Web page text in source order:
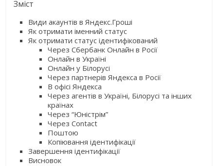
Зміст
Види акаунтів в Яндекс.Гроші
Як отримати іменний статус
Як отримати статус ідентифікований
Через Сбербанк Онлайн в Росії
Онлайн в Україні
Онлайн у Білорусі
Через партнерів Яндекса в Росії
В офісі Яндекса
Через агентів в Україні, Білорусі та інших
країнах
Через “Юністрім”
Через Contact
Поштою
Копіювання ідентифікації
Завершення ідентифікації
Висновок